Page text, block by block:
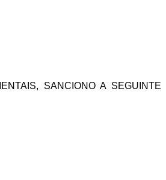
SANCIONO A SEGUINTE